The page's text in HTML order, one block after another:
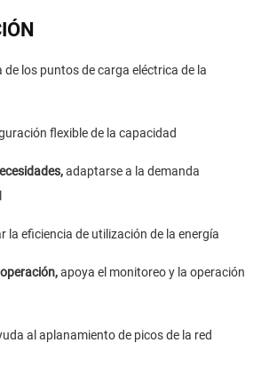
de los puntos de carga eléctrica de la
flexible de la capacidad
adaptarse a la demanda
la eficiencia de utilización de la energía
apoya el monitoreo y la operación
al aplanamiento de picos de la red